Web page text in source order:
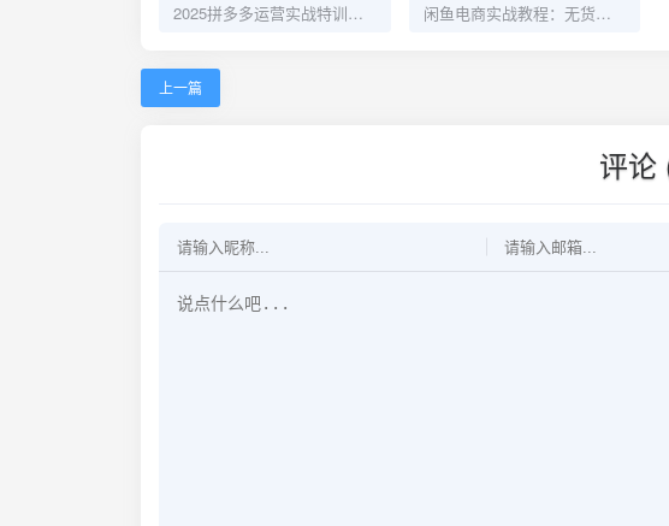
2025拼多多运营实战特训：40节课从0到爆单全攻略 闲鱼电商实战教程：无货源卖货7天起店指南
上一篇
评论